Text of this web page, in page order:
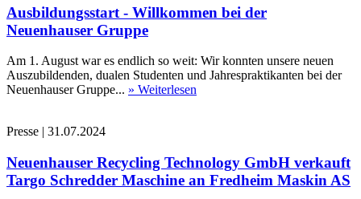
Ausbildungsstart - Willkommen bei der
Neuenhauser Gruppe
Am 1. August war es endlich so weit: Wir konnten unsere neuen
Auszubildenden, dualen Studenten und Jahrespraktikanten bei der
Neuenhauser Gruppe... » Weiterlesen
Presse | 31.07.2024
Neuenhauser Recycling Technology GmbH verkauft
Targo Schredder Maschine an Fredheim Maskin AS